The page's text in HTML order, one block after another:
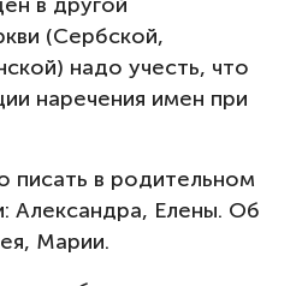
(Сербской,
надо учесть, что
наречения имен при
писать в родительном
Александра, Елены. Об
Марии.